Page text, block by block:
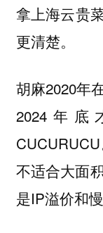
拿上海云贵
更清楚。
胡麻2020年
2024年
不适合大面
是IP溢价和慢